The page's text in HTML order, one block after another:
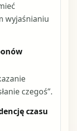
wyjaśnianiu
czegoś”.
czasu